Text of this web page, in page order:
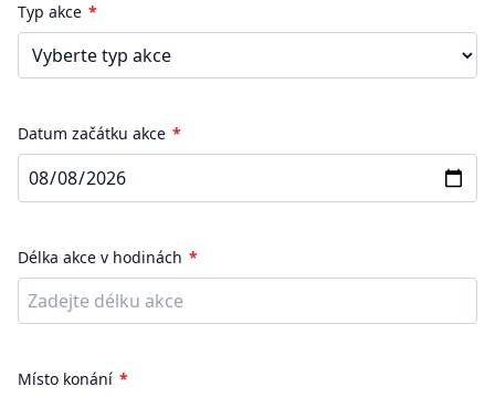
Typ akce
Datum začátku akce
Délka akce v hodinách
Místo konání